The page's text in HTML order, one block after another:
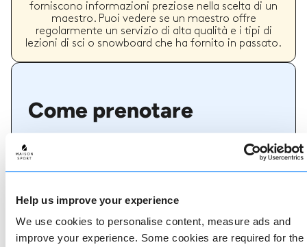
Help us improve your experience
We use cookies to personalise content, measure ads and
improve your experience. Some cookies are required for the
forniscono informazioni preziose nella scelta di un
maestro. Puoi vedere se un maestro offre
regolarmente un servizio di alta qualità e i tipi di
lezioni di sci o snowboard che ha fornito in passato.
Come prenotare
semplice, il nostro team di esperti è sempre a
Prenota online